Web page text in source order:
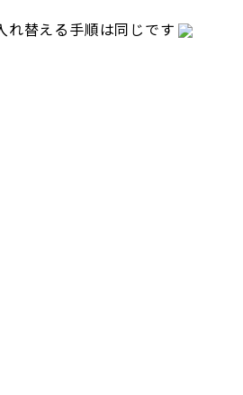
れ替える手順は同じです